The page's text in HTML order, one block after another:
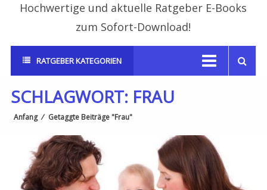
Hochwertige und aktuelle Ratgeber E-Books
zum Sofort-Download!
RATGEBER KATEGORIEN
SCHLAGWORT: FRAU
Anfang ⁄ Getaggte Beiträge "Frau"